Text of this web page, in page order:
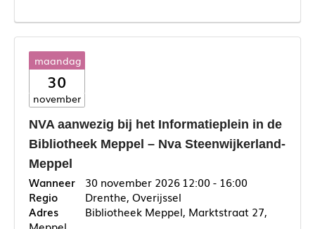
maandag
30
november
NVA aanwezig bij het Informatieplein in de
Bibliotheek Meppel – Nva Steenwijkerland-
Meppel
30 november 2026 12:00 - 16:00
Drenthe, Overijssel
Bibliotheek Meppel, Marktstraat 27,